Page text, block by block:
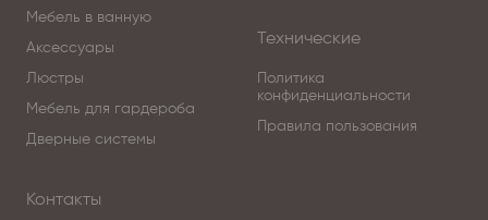
Мебель в ванную
Аксессуары
Люстры
Мебель для гардероба
Дверные системы
Технические
Политика
конфиденциальности
Правила пользования
Контакты